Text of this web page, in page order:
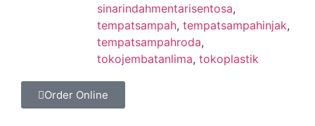
sinarindahmentarisentosa,
tempatsampah, tempatsampahinjak,
tempatsampahroda,
tokojembatanlima, tokoplastik
Order Online